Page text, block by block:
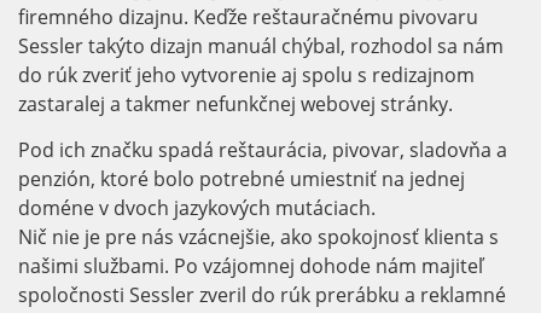
firemného dizajnu. Keďže reštauračnému pivovaru
Sessler takýto dizajn manuál chýbal, rozhodol sa nám
do rúk zveriť jeho vytvorenie aj spolu s redizajnom
zastaralej a takmer nefunkčnej webovej stránky.
Pod ich značku spadá reštaurácia, pivovar, sladovňa a
penzión, ktoré bolo potrebné umiestniť na jednej
doméne v dvoch jazykových mutáciach.
Nič nie je pre nás vzácnejšie, ako spokojnosť klienta s
našimi službami. Po vzájomnej dohode nám majiteľ
spoločnosti Sessler zveril do rúk prerábku a reklamné